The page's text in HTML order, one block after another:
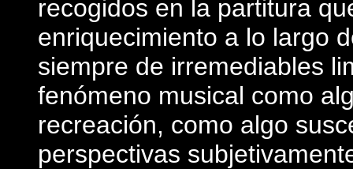
recogidos en la partitura
enriquecimiento a lo largo
siempre­ de irremediables
fenómeno musical como
recreación, como algo
perspectivas